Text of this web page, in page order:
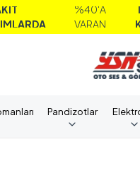
İNDİRİMLERİ
KAÇIRMAYIN!
Pandizotlar